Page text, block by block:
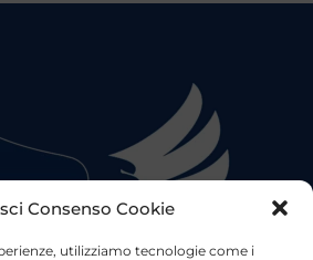
Consenso Cookie
utilizziamo tecnologie come i